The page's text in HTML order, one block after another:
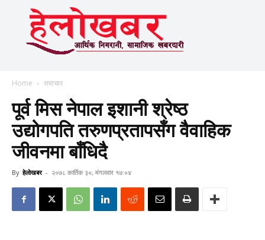
Home समाचार
पूर्व मिस नेपाल इशानी श्रेष्ठ
उद्योगपति तरुणप्रतापसँग वैवाहिक
जीवनमा बाँधिदै
By हेलाेखबर - २०७८ कार्तिक ३०, मंगलवार १७:०४